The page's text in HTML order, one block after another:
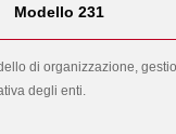
Modello 231
di organizzazione,
degli enti.